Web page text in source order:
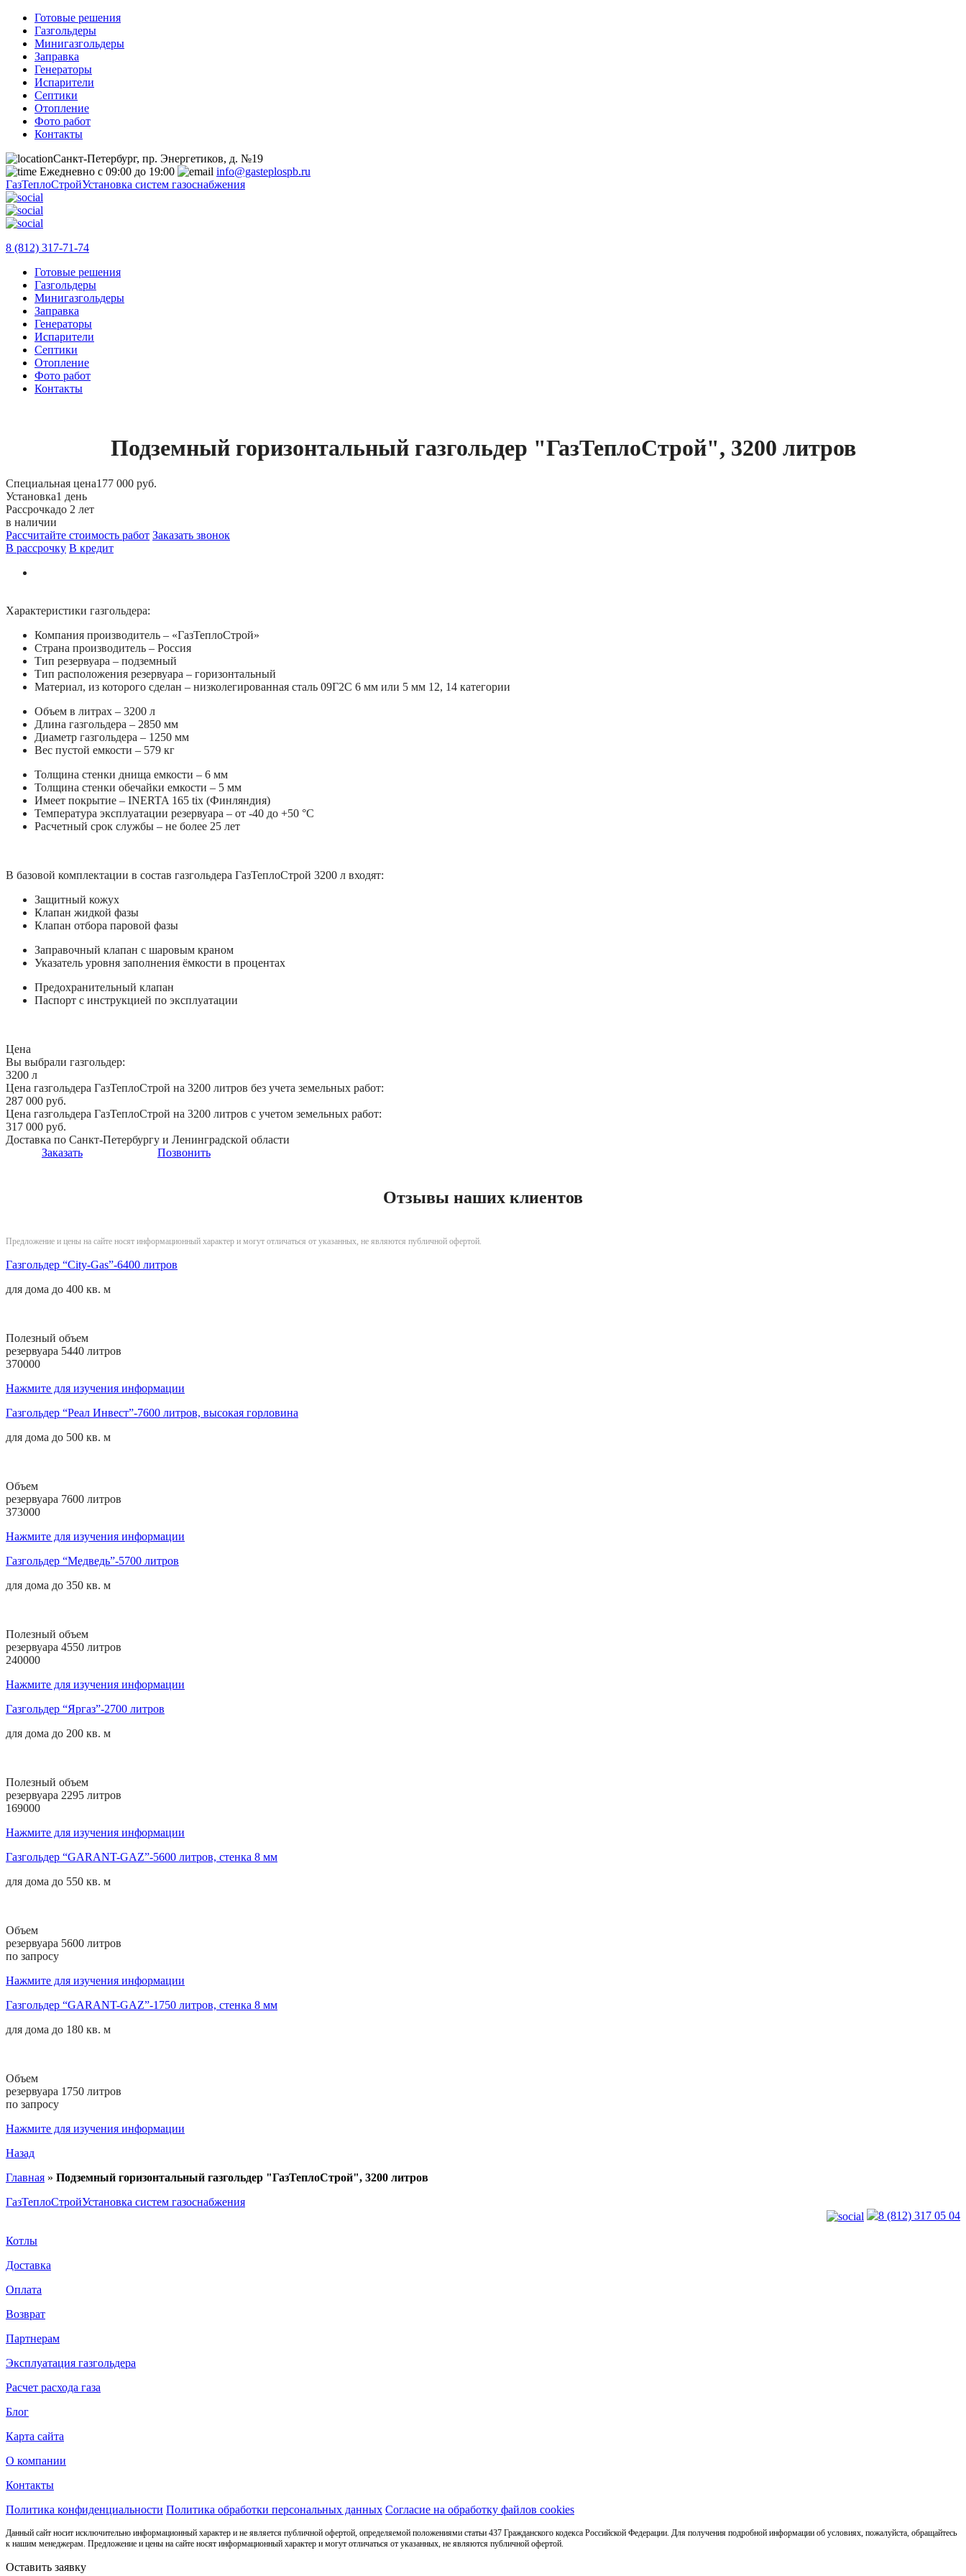
Готовые решения
Газгольдеры
Минигазгольдеры
Заправка
Генераторы
Испарители
Септики
Отопление
Фото работ
Контакты
Санкт-Петербург, пр. Энергетиков, д. №19
Ежедневно с 09:00 до 19:00
info@gasteplospb.ru
ГазТеплоСтройУстановка систем газоснабжения
8 (812) 317-71-74
Готовые решения
Газгольдеры
Минигазгольдеры
Заправка
Генераторы
Испарители
Септики
Отопление
Фото работ
Контакты
Подземный горизонтальный газгольдер "ГазТеплоСтрой", 3200 литров
Специальная цена177 000 руб.
Установка1 день
Рассрочкадо 2 лет
в наличии
Рассчитайте стоимость работ Заказать звонок
В рассрочку В кредит
Характеристики газгольдера:
Компания производитель – «ГазТеплоСтрой»
Страна производитель – Россия
Тип резервуара – подземный
Тип расположения резервуара – горизонтальный
Материал, из которого сделан – низколегированная сталь 09Г2С 6 мм или 5 мм 12, 14 категории
Объем в литрах – 3200 л
Длина газгольдера – 2850 мм
Диаметр газгольдера – 1250 мм
Вес пустой емкости – 579 кг
Толщина стенки днища емкости – 6 мм
Толщина стенки обечайки емкости – 5 мм
Имеет покрытие – INERTA 165 tix (Финляндия)
Температура эксплуатации резервуара – от -40 до +50 °C
Расчетный срок службы – не более 25 лет
В базовой комплектации в состав газгольдера ГазТеплоСтрой 3200 л входят:
Защитный кожух
Клапан жидкой фазы
Клапан отбора паровой фазы
Заправочный клапан с шаровым краном
Указатель уровня заполнения ёмкости в процентах
Предохранительный клапан
Паспорт с инструкцией по эксплуатации
Цена
Вы выбрали газгольдер:
3200 л
Цена газгольдера ГазТеплоСтрой на 3200 литров без учета земельных работ:
287 000 руб.
Цена газгольдера ГазТеплоСтрой на 3200 литров с учетом земельных работ:
317 000 руб.
Доставка по Санкт-Петербургу и Ленинградской области
Заказать
Позвонить
Отзывы наших клиентов
Предложение и цены на сайте носят информационный характер и могут отличаться от указанных, не являются публичной офертой.
Газгольдер “City-Gas”-6400 литров
для дома до 400 кв. м
Полезный объем
резервуара 5440 литров
370000
Нажмите для изучения информации
Газгольдер “Реал Инвест”-7600 литров, высокая горловина
для дома до 500 кв. м
Объем
резервуара 7600 литров
373000
Нажмите для изучения информации
Газгольдер “Медведь”-5700 литров
для дома до 350 кв. м
Полезный объем
резервуара 4550 литров
240000
Нажмите для изучения информации
Газгольдер “Яргаз”-2700 литров
для дома до 200 кв. м
Полезный объем
резервуара 2295 литров
169000
Нажмите для изучения информации
Газгольдер “GARANT-GAZ”-5600 литров, стенка 8 мм
для дома до 550 кв. м
Объем
резервуара 5600 литров
по запросу
Нажмите для изучения информации
Газгольдер “GARANT-GAZ”-1750 литров, стенка 8 мм
для дома до 180 кв. м
Объем
резервуара 1750 литров
по запросу
Нажмите для изучения информации
Назад
Главная » Подземный горизонтальный газгольдер "ГазТеплоСтрой", 3200 литров
ГазТеплоСтройУстановка систем газоснабжения
8 (812) 317 05 04
Котлы
Доставка
Оплата
Возврат
Партнерам
Эксплуатация газгольдера
Расчет расхода газа
Блог
Карта сайта
О компании
Контакты
Политика конфиденциальности Политика обработки персональных данных Согласие на обработку файлов cookies
Данный сайт носит исключительно информационный характер и не является публичной офертой, определяемой положениями статьи 437 Гражданского кодекса Российской Федерации. Для получения подробной информации об условиях, пожалуйста, обращайтесь
к нашим менеджерам. Предложение и цены на сайте носят информационный характер и могут отличаться от указанных, не являются публичной офертой.
Оставить заявку